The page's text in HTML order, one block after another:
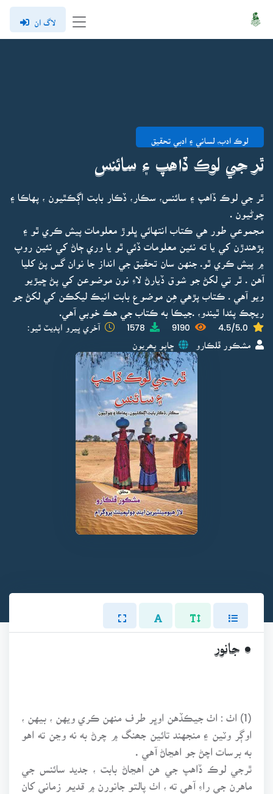
لاگ ان
لوڪ ادب، لساني ۽ ادبي تحقيق
ٿر جي لوڪ ڏاهپ ۽ سائنس
ٿر جي لوڪ ڏاهپ ۽ سائنس، سڪار، ڏڪار بابت اڳڪٿيون ، پهاڪا ۽
چوڻيون .
مجموعي طور هي ڪتاب انتهائي ڀلوڙ معلومات پيش ڪري ٿو ۽
پڙهندڙن کي يا ته نئين معلومات ڏئي ٿو يا وري ڄاڻ کي نئين روپ
۾ پيش ڪري ٿو. جنهن سان تحقيق جي انداز جا نوان گس پڻ کليا
آهن . ٿر تي لکڻ جو شوق ڏيارڻ لاءِ نون موضوعن کي پڻ ڇيڙيو
ويو آهي . ڪتاب پڙهي هِن موضوع بابت انيڪ ليکڪن کي لکڻ جو
ريچڪ پئدا ٿيندو، .جيڪا به ڪتاب جي هڪ خوبي آهي.
4.5/5.0
9190
1578 آخري ڀيرو اپڊيٽ ٿيو:
مشڪور ڦلڪارو ڇاپو پھريون
• جانور
(1) اٺ : اٺ جيڪڏهن اوڀر طرف منهن ڪري ويهن ، بيهن ،
اوڳر وٽين ۽ منجهند تائين جھنگ ۾ چرڻ به نه وڃن ته اهو
به برسات اچڻ جو اهڃاڻ آهي .
ٿرجي لوڪ ڏاهپ جي هن اهڃاڻ بابت ، جديد سائنس جي
ماهرن جي راءِ آهي ته ، اٺ پالتو جانورن ۾ قديم زماني کان